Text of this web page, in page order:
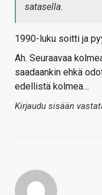
satasella.
1990-luku soitti ja
Ah. Seuraavaa
saadaankin ehkä
edellistä kolmea…
Kirjaudu sisään